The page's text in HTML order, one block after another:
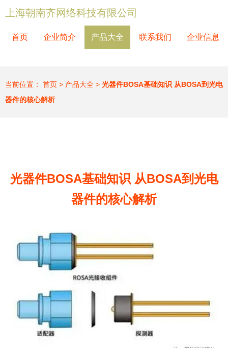
上海朝南齐网络科技有限公司
首页 企业简介 产品大全 联系我们 企业信息
当前位置： 首页 > 产品大全 > 光器件BOSA基础知识 从BOSA到光电
器件的核心解析
光器件BOSA基础知识 从BOSA到光电
器件的核心解析